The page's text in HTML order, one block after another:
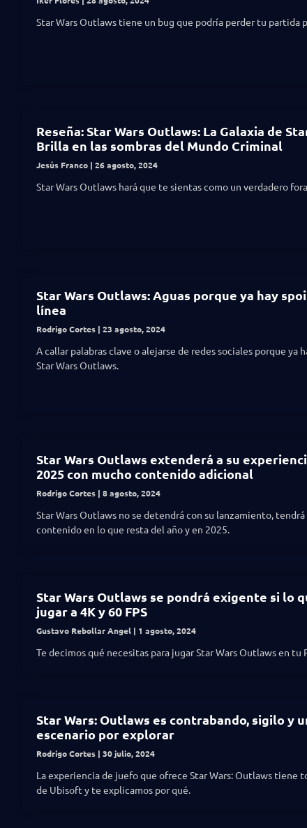
Star Wars Outlaws tiene un bug que podría perder tu partida
Reseña: Star Wars Outlaws: La Galaxia de
Brilla en las sombras del Mundo Criminal
Jesús Franco 26 agosto, 2024
Star Wars Outlaws hará que te sientas como un verdadero
Star Wars Outlaws: Aguas porque ya hay
línea
Rodrigo Cortes 23 agosto, 2024
A callar palabras clave o alejarse de redes sociales porque ya
Star Wars Outlaws.
Star Wars Outlaws extenderá a su
2025 con mucho contenido adicional
Rodrigo Cortes 8 agosto, 2024
Star Wars Outlaws no se detendrá con su lanzamiento,
contenido en lo que resta del año y en 2025.
Star Wars Outlaws se pondrá exigente si lo
jugar a 4K y 60 FPS
Gustavo Rebollar Angel 1 agosto, 2024
Te decimos qué necesitas para jugar Star Wars Outlaws en tu
Star Wars: Outlaws es contrabando, sigilo y
escenario por explorar
Rodrigo Cortes 30 julio, 2024
La experiencia de juefo que ofrece Star Wars: Outlaws tiene
de Ubisoft y te explicamos por qué.